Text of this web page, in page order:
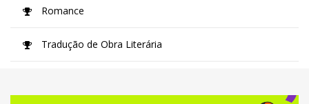
Romance
Tradução de Obra Literária